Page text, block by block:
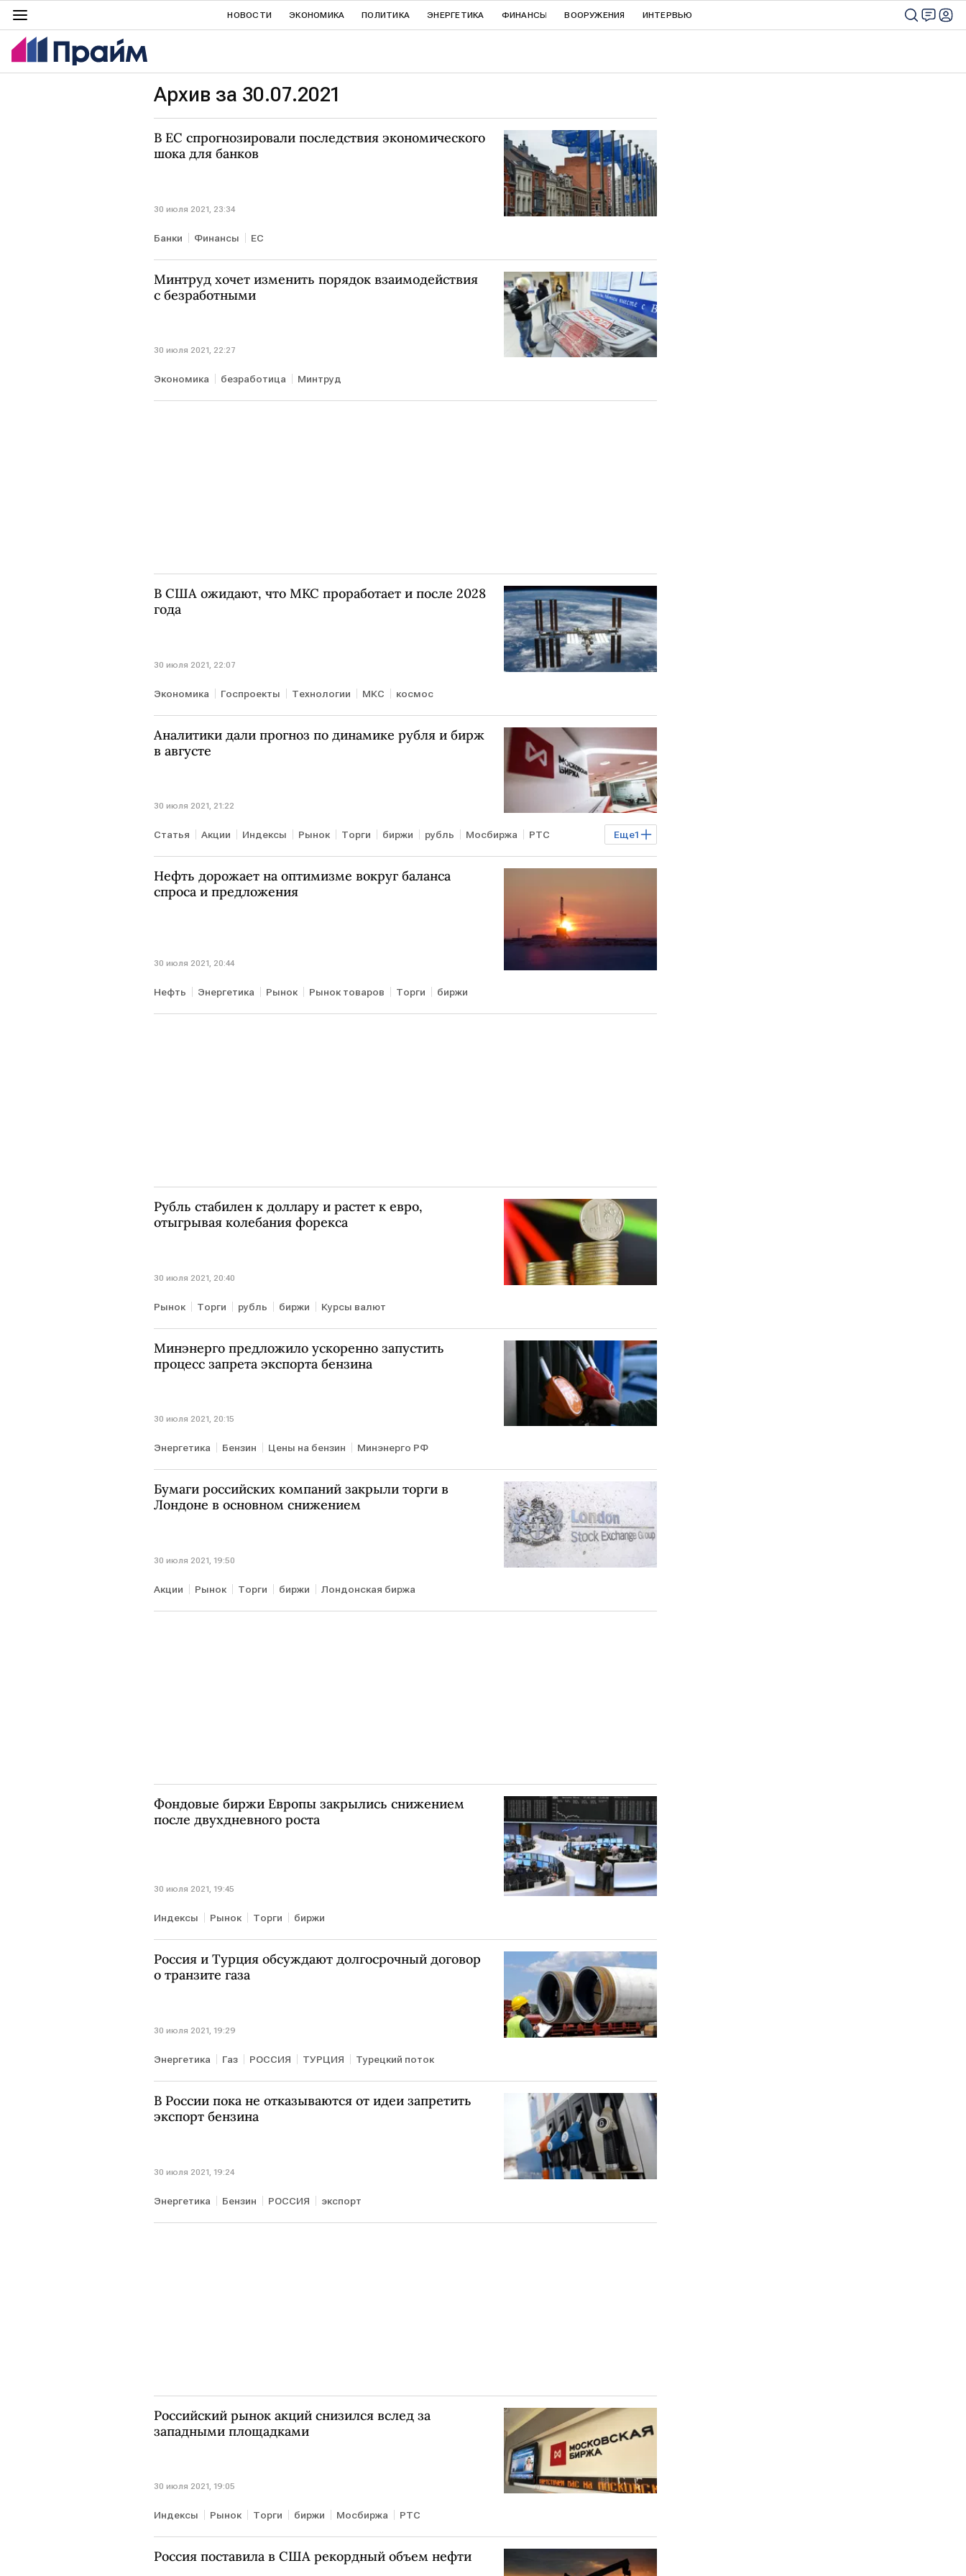
НОВОСТИ ЭКОНОМИКА ПОЛИТИКА ЭНЕРГЕТИКА ФИНАНСЫ ВООРУЖЕНИЯ ИНТЕРВЬЮ
Архив за 30.07.2021
В ЕС спрогнозировали последствия экономического
шока для банков
30 июля 2021, 23:34
Банки Финансы ЕС
Минтруд хочет изменить порядок взаимодействия
с безработными
30 июля 2021, 22:27
Экономика безработица Минтруд
В США ожидают, что МКС проработает и после 2028
года
30 июля 2021, 22:07
Экономика Госпроекты Технологии МКС космос
Аналитики дали прогноз по динамике рубля и бирж
в августе
30 июля 2021, 21:22
Еще1
Статья Акции Индексы Рынок Торги биржи рубль Мосбиржа РТС
Курсы валют
Нефть дорожает на оптимизме вокруг баланса
спроса и предложения
30 июля 2021, 20:44
Нефть Энергетика Рынок Рынок товаров Торги биржи
Рубль стабилен к доллару и растет к евро,
отыгрывая колебания форекса
30 июля 2021, 20:40
Рынок Торги рубль биржи Курсы валют
Минэнерго предложило ускоренно запустить
процесс запрета экспорта бензина
30 июля 2021, 20:15
Энергетика Бензин Цены на бензин Минэнерго РФ
Бумаги российских компаний закрыли торги в
Лондоне в основном снижением
30 июля 2021, 19:50
Акции Рынок Торги биржи Лондонская биржа
Фондовые биржи Европы закрылись снижением
после двухдневного роста
30 июля 2021, 19:45
Индексы Рынок Торги биржи
Россия и Турция обсуждают долгосрочный договор
о транзите газа
30 июля 2021, 19:29
Энергетика Газ РОССИЯ ТУРЦИЯ Турецкий поток
В России пока не отказываются от идеи запретить
экспорт бензина
30 июля 2021, 19:24
Энергетика Бензин РОССИЯ экспорт
Российский рынок акций снизился вслед за
западными площадками
30 июля 2021, 19:05
Индексы Рынок Торги биржи Мосбиржа РТС
Россия поставила в США рекордный объем нефти